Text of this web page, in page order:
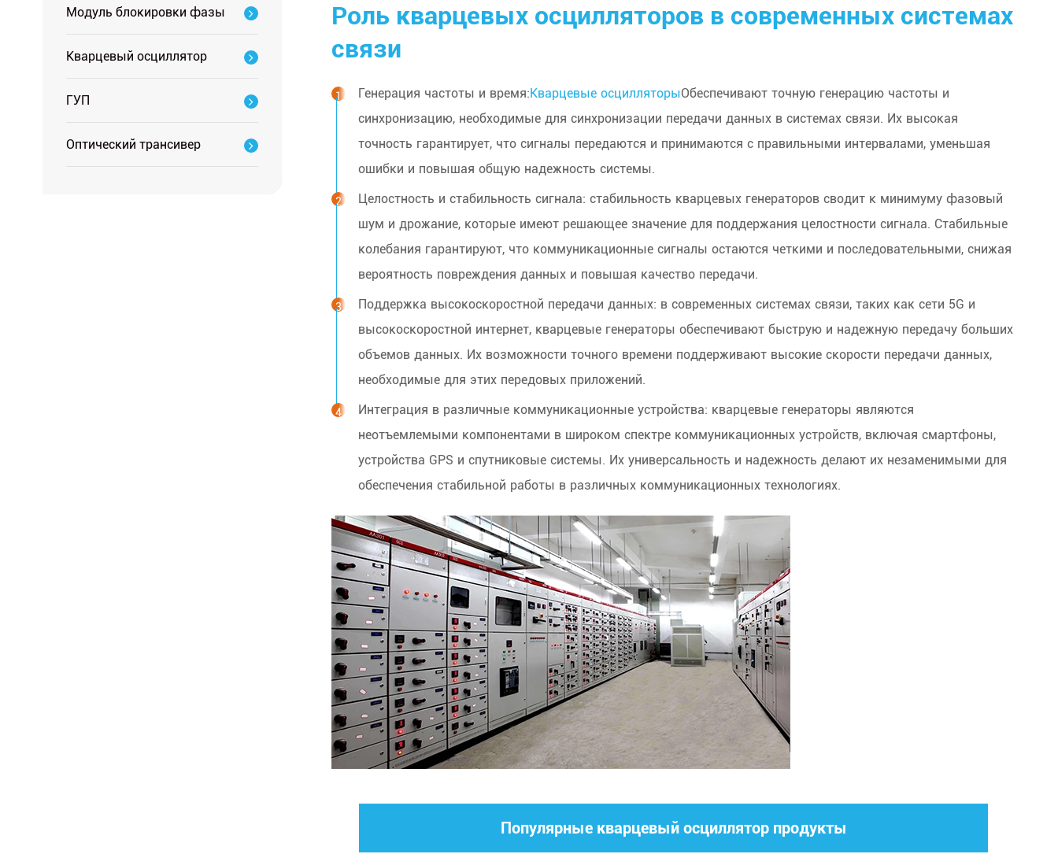
Модуль блокировки фазы
Кварцевый осциллятор
ГУП
Оптический трансивер
Роль кварцевых осцилляторов в современных системах
связи
Генерация частоты и время:Кварцевые осцилляторыОбеспечивают точную генерацию частоты и
синхронизацию, необходимые для синхронизации передачи данных в системах связи. Их высокая
точность гарантирует, что сигналы передаются и принимаются с правильными интервалами, уменьшая
ошибки и повышая общую надежность системы.
Целостность и стабильность сигнала: стабильность кварцевых генераторов сводит к минимуму фазовый
шум и дрожание, которые имеют решающее значение для поддержания целостности сигнала. Стабильные
колебания гарантируют, что коммуникационные сигналы остаются четкими и последовательными, снижая
вероятность повреждения данных и повышая качество передачи.
Поддержка высокоскоростной передачи данных: в современных системах связи, таких как сети 5G и
высокоскоростной интернет, кварцевые генераторы обеспечивают быструю и надежную передачу больших
объемов данных. Их возможности точного времени поддерживают высокие скорости передачи данных,
необходимые для этих передовых приложений.
Интеграция в различные коммуникационные устройства: кварцевые генераторы являются
неотъемлемыми компонентами в широком спектре коммуникационных устройств, включая смартфоны,
устройства GPS и спутниковые системы. Их универсальность и надежность делают их незаменимыми для
обеспечения стабильной работы в различных коммуникационных технологиях.
Популярные кварцевый осциллятор продукты